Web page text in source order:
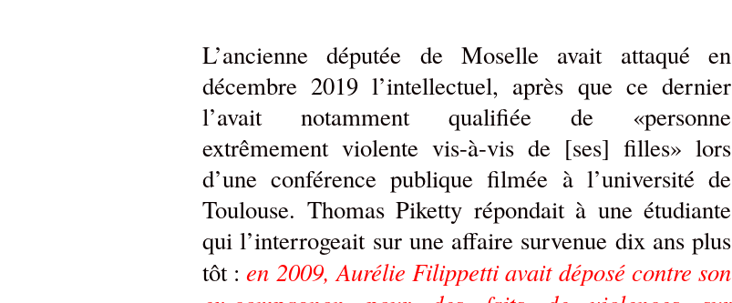
L’ancienne députée de Moselle avait attaqué en
décembre 2019 l’intellectuel, après que ce dernier
l’avait notamment qualifiée de «personne
extrêmement violente vis-à-vis de [ses] filles» lors
d’une conférence publique filmée à l’université de
Toulouse. Thomas Piketty répondait à une étudiante
qui l’interrogeait sur une affaire survenue dix ans plus
tôt :en 2009, Aurélie Filippetti avait déposé contre son